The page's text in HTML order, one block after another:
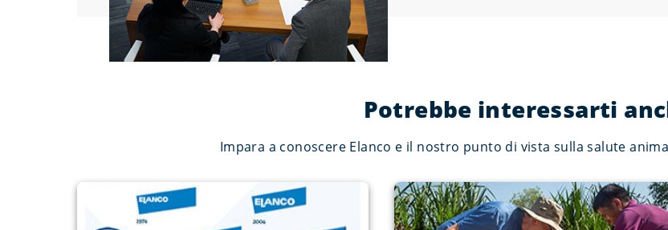
Potrebbe interessarti
Impara a conoscere Elanco e il nostro punto di vista sulla salute